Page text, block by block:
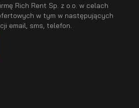
Rich Rent Sp. z o.o. w celach
w tym w następujących
email, sms, telefon.